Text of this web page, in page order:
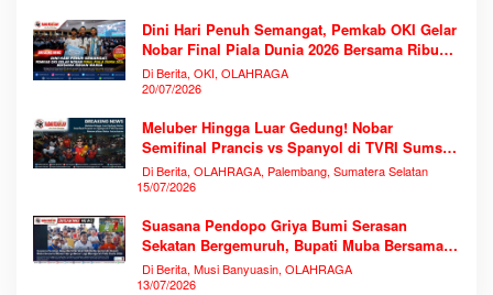
Dini Hari Penuh Semangat, Pemkab OKI Gelar
Nobar Final Piala Dunia 2026 Bersama Ribuan
Warga
Di Berita, OKI, OLAHRAGA
20/07/2026
Meluber Hingga Luar Gedung! Nobar
Semifinal Prancis vs Spanyol di TVRI Sumsel
Memecahkan Rekor Antusiasme
Di Berita, OLAHRAGA, Palembang, Sumatera Selatan
15/07/2026
Suasana Pendopo Griya Bumi Serasan
Sekatan Bergemuruh, Bupati Muba Bersama
Ribuan Warga Nobar Laga Bersejarah Piala
Dunia 2026
Di Berita, Musi Banyuasin, OLAHRAGA
13/07/2026